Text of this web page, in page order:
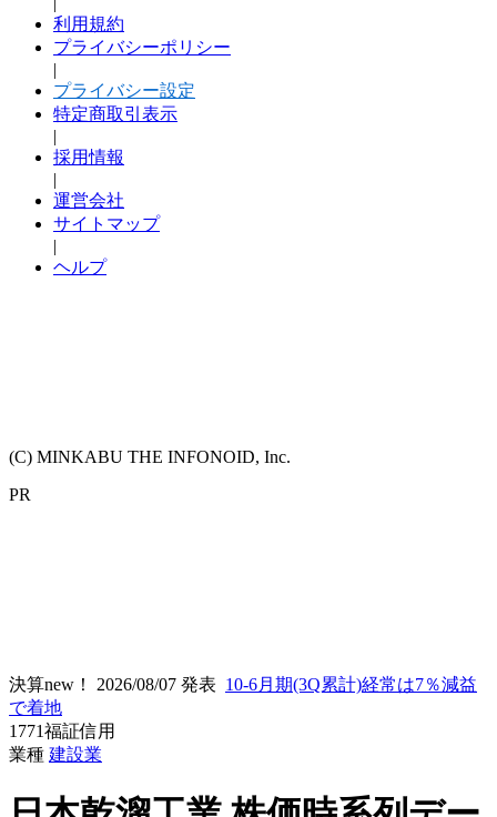
利用規約
プライバシーポリシー
|
プライバシー設定
特定商取引表示
|
採用情報
|
運営会社
サイトマップ
|
ヘルプ
(C) MINKABU THE INFONOID, Inc.
PR
決算new！ 2026/08/07 発表 10-6月期(3Q累計)経常は7％減益
で着地
1771福証信用
業種 建設業